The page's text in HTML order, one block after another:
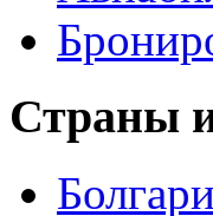
Страны